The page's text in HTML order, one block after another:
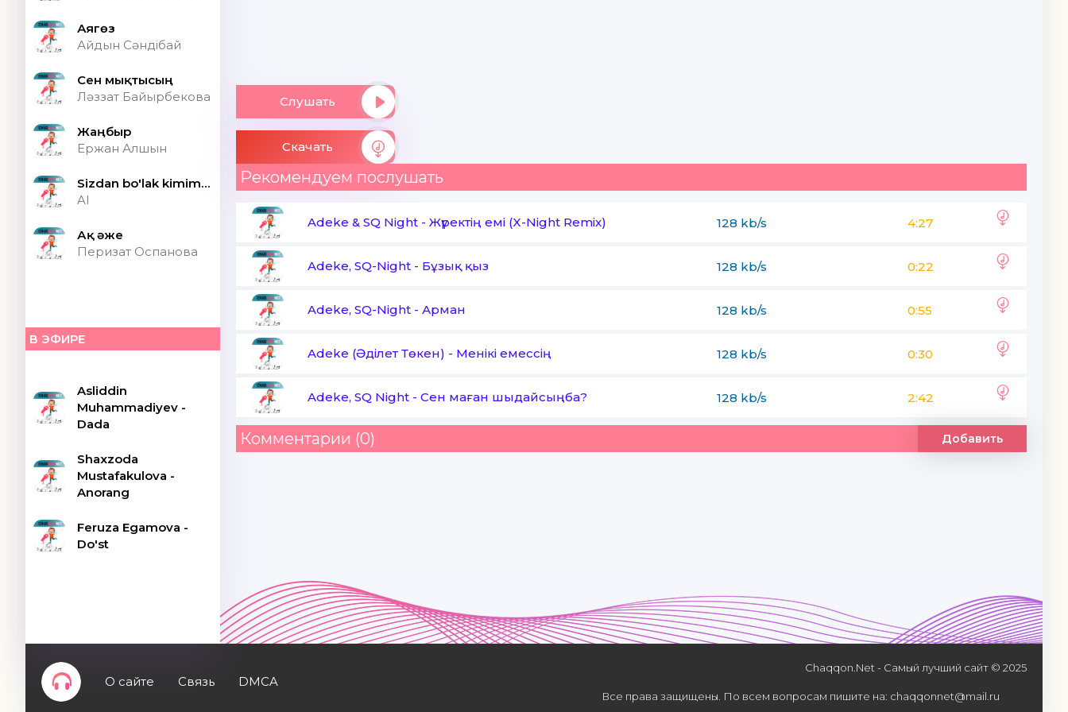
Аягөз
Айдын Сәндібай
Сен мықтысың
Ләззат Байырбекова
Жаңбыр
Ержан Алшын
Sizdan bo'lak kimim bor ONA (Speed up)
AI
Ақ әже
Перизат Оспанова
В ЭФИРЕ
Asliddin
Muhammadiyev -
Dada
Shaxzoda
Mustafakulova -
Anorang
Feruza Egamova -
Do'st
Слушать
Скачать
Рекомендуем послушать
Adeke & SQ Night - Жүректің емі (X-Night Remix) 128 kb/s 4:27
Adeke, SQ-Night - Бұзық қыз 128 kb/s 0:22
Adeke, SQ-Night - Арман 128 kb/s 0:55
Adeke (Әділет Төкен) - Менікі емессің 128 kb/s 0:30
Adeke, SQ Night - Сен маған шыдайсыңба? 128 kb/s 2:42
Комментарии (0) Добавить
О сайте Связь DMCA
Chaqqon.Net - Самый лучший сайт © 2025
Все права защищены. По всем вопросам пишите на: chaqqonnet@mail.ru